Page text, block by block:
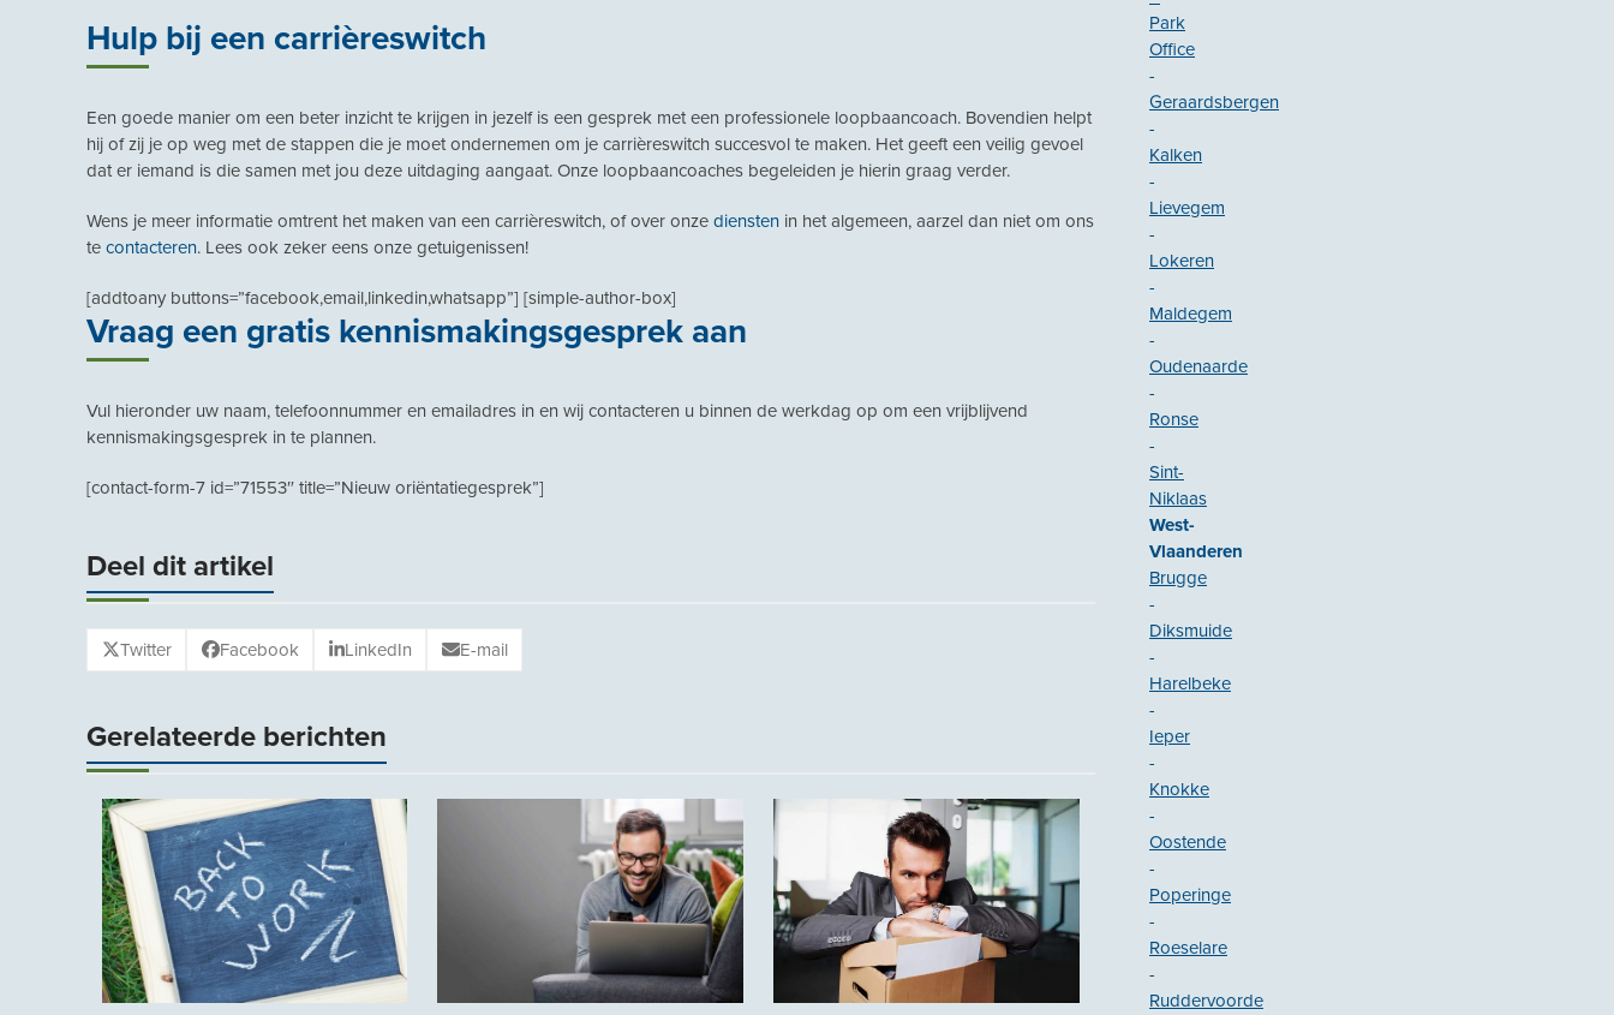
Hulp bij een carrièreswitch
Een goede manier om een beter inzicht te krijgen in jezelf is een gesprek met een professionele loopbaancoach. Bovendien helpt
hij of zij je op weg met de stappen die je moet ondernemen om je carrièreswitch succesvol te maken. Het geeft een veilig gevoel
dat er iemand is die samen met jou deze uitdaging aangaat. Onze loopbaancoaches begeleiden je hierin graag verder.
Wens je meer informatie omtrent het maken van een carrièreswitch, of over onze diensten in het algemeen, aarzel dan niet om ons
te contacteren. Lees ook zeker eens onze getuigenissen!
[addtoany buttons=”facebook,email,linkedin,whatsapp”] [simple-author-box]
Vraag een gratis kennismakingsgesprek aan
Vul hieronder uw naam, telefoonnummer en emailadres in en wij contacteren u binnen de werkdag op om een vrijblijvend
kennismakingsgesprek in te plannen.
[contact-form-7 id=”71553″ title=”Nieuw oriëntatiegesprek”]
Deel dit artikel
Twitter Facebook LinkedIn E-mail
Gerelateerde berichten
Park
Office
-
Geraardsbergen
-
Kalken
-
Lievegem
-
Lokeren
-
Maldegem
-
Oudenaarde
-
Ronse
-
Sint-
Niklaas
West-
Vlaanderen
Brugge
-
Diksmuide
-
Harelbeke
-
Ieper
-
Knokke
-
Oostende
-
Poperinge
-
Roeselare
-
Ruddervoorde